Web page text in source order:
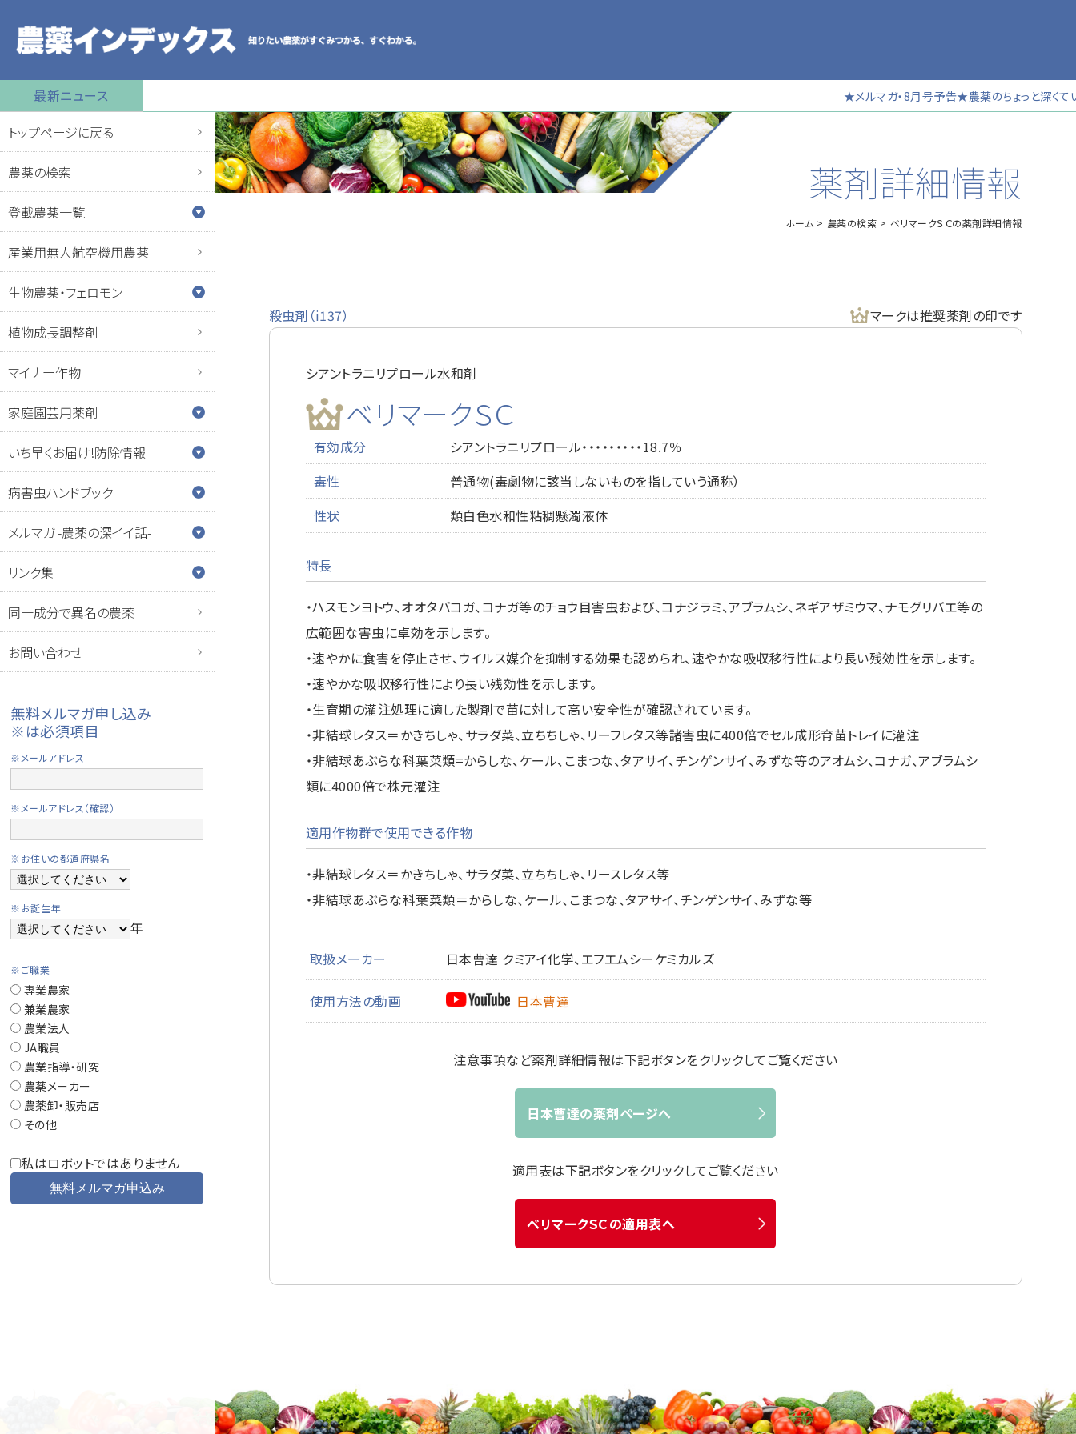
最新ニュース ★メルマガ・8月号予告★農薬のちょっと深く
トップページに戻る
農薬の検索
登載農薬一覧
産業用無人航空機用農薬
生物農薬・フェロモン
植物成長調整剤
マイナー作物
家庭園芸用薬剤
いち早くお届け!防除情報
病害虫ハンドブック
メルマガ -農薬の深イイ話-
リンク集
同一成分で異名の農薬
お問い合わせ
無料メルマガ申し込み
※は必須項目
※メールアドレス
※メールアドレス（確認）
※お住いの都道府県名
※お誕生年
年
※ご職業
専業農家
兼業農家
農業法人
JA職員
農業指導・研究
農薬メーカー
農薬卸・販売店
その他
私はロボットではありません
薬剤詳細情報
ホーム 農薬の検索 ベリマークＳＣの薬剤詳細情報
殺虫剤（i137） マークは推奨薬剤の印です
シアントラニリプロール水和剤
ベリマークＳＣ
有効成分
シアントラニリプロール・・・・・・・・・18.7％
毒性
普通物(毒劇物に該当しないものを指していう通称）
性状
類白色水和性粘稠懸濁液体
特長
・ハスモンヨトウ、オオタバコガ、コナガ等のチョウ目害虫および、コナジラミ、アブラムシ、ネギアザミウマ、ナモグリバエ等の
広範囲な害虫に卓効を示します。
・速やかに食害を停止させ、ウイルス媒介を抑制する効果も認められ、速やかな吸収移行性により長い残効性を示します。
・速やかな吸収移行性により長い残効性を示します。
・生育期の灌注処理に適した製剤で苗に対して高い安全性が確認されています。
・非結球レタス＝かきちしゃ、サラダ菜、立ちちしゃ、リーフレタス等諸害虫に400倍でセル成形育苗トレイに灌注
・非結球あぶらな科葉菜類=からしな、ケール、こまつな、タアサイ、チンゲンサイ、みずな等のアオムシ、コナガ、アブラムシ
類に4000倍で株元灌注
適用作物群で使用できる作物
・非結球レタス＝かきちしゃ、サラダ菜、立ちちしゃ、リースレタス等
・非結球あぶらな科葉菜類＝からしな、ケール、こまつな、タアサイ、チンゲンサイ、みずな等
取扱メーカー 日本曹達 クミアイ化学、エフエムシーケミカルズ
使用方法の動画 日本曹達
注意事項など薬剤詳細情報は下記ボタンをクリックしてご覧ください
日本曹達の薬剤ページへ
適用表は下記ボタンをクリックしてご覧ください
ベリマークＳＣの適用表へ